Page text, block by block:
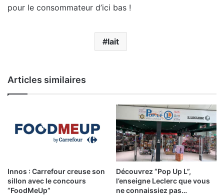
pour le consommateur d’ici bas !
lait
Articles similaires
Innos : Carrefour creuse son
sillon avec le concours
“FoodMeUp”
Découvrez “Pop Up L”,
l’enseigne Leclerc que vous
ne connaissiez pas…